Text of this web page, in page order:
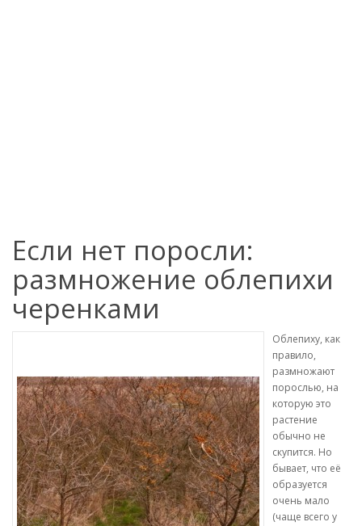
Если нет поросли:
размножение облепихи
черенками
Облепиху, как
правило,
размножают
порослью, на
которую это
растение
обычно не
скупится. Но
бывает, что её
образуется
очень мало
(чаще всего у